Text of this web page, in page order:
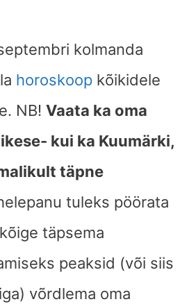
kolmanda
horoskoop kõikidele
NB! Vaata ka oma
kui ka Kuumärki,
täpne
tuleks pöörata
täpsema
peaksid (või siis
võrdlema oma